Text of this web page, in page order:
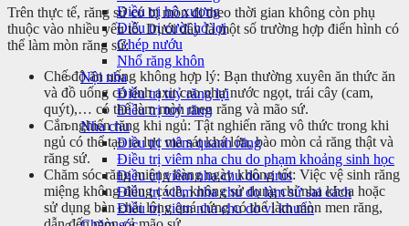
Điều trị hô xương
Điều trị cười hở lợi
Ghép nướu
Nhổ răng khôn
Nội nha
Điều trị tuỷ răng lại
Điều trị tuỷ răng
Nha chu
Điều trị viêm quanh răng
Điều trị viêm nha chu do phạm khoảng sinh học
Điều trị viêm nha chu do virus
Điều trị viêm nha chu do làm sứ sai cách
Điều trị viêm nha chu do vi khuẩn
Trên thực tế, răng sứ có bị mòn đi theo thời gian không còn phụ
thuộc vào nhiều yếu tố. Dưới đây là một số trường hợp điển hình có
thể làm mòn răng sứ:
Chế độ ăn uống không hợp lý: Bạn thường xuyên ăn thức ăn
và đồ uống có tính axit cao như nước ngọt, trái cây (cam,
quýt),… có thể làm mòn men răng và mão sứ.
Cắn nghiến răng khi ngủ: Tật nghiến răng vô thức trong khi
ngủ có thể tạo ra lực ma sát khá lớn, bào mòn cả răng thật và
răng sứ.
Chăm sóc răng miệng hàng ngày không tốt: Việc vệ sinh răng
miệng không đúng cách, không sử dụng chỉ nha khoa hoặc
sử dụng bàn chải lông quá cứng có thể làm mòn men răng,